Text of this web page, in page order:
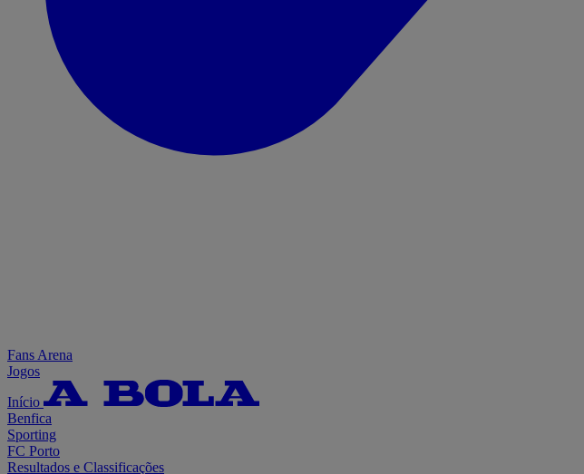
Fans Arena
Jogos
Início
Benfica
Sporting
FC Porto
Resultados e Classificações